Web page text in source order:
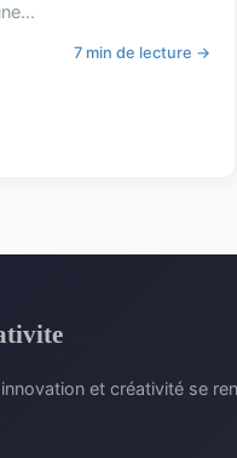
7 min de lecture →
et créativité se